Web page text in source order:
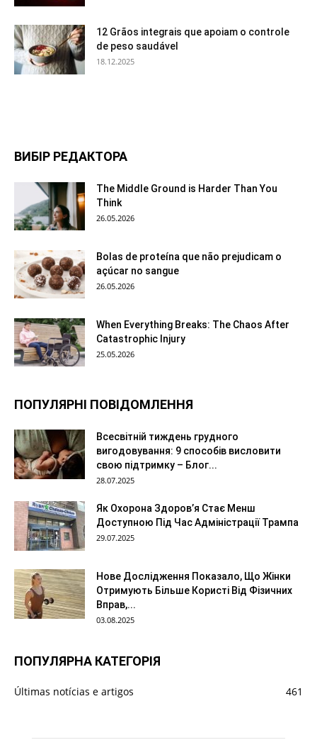
12 Grãos integrais que apoiam o controle
de peso saudável
18.12.2025
ВИБІР РЕДАКТОРА
The Middle Ground is Harder Than You
Think
26.05.2026
Bolas de proteína que não prejudicam o
açúcar no sangue
26.05.2026
When Everything Breaks: The Chaos After
Catastrophic Injury
25.05.2026
ПОПУЛЯРНІ ПОВІДОМЛЕННЯ
Всесвітній тиждень грудного
вигодовування: 9 способів висловити
свою підтримку – Блог...
28.07.2025
Як Охорона Здоров’я Стає Менш
Доступною Під Час Адміністрації Трампа
29.07.2025
Нове Дослідження Показало, Що Жінки
Отримують Більше Користі Від Фізичних
Вправ,...
03.08.2025
ПОПУЛЯРНА КАТЕГОРІЯ
Últimas notícias e artigos 461